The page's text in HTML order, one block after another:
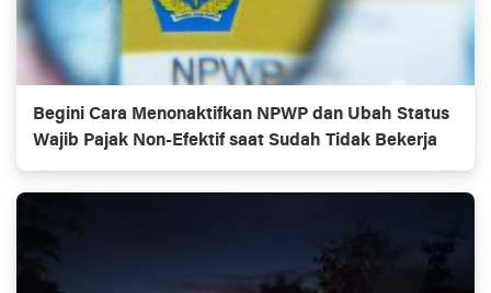
Begini Cara Menonaktifkan NPWP dan Ubah Status
Wajib Pajak Non-Efektif saat Sudah Tidak Bekerja